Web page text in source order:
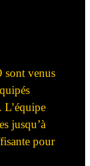
sont venus
L’équipe
jusqu’à
pour